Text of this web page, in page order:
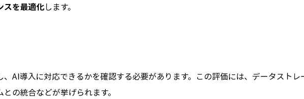
スを最適化します。
AI導入に対応できるかを確認する必要があります。この評価には、データストレ
の統合などが挙げられます。